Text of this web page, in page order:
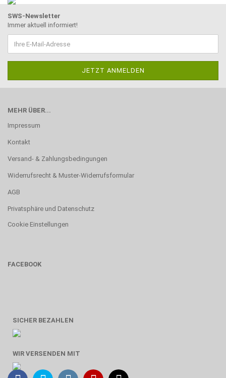
SWS-Newsletter
Immer aktuell informiert!
MEHR ÜBER...
Impressum
Kontakt
Versand- & Zahlungsbedingungen
Widerrufsrecht & Muster-Widerrufsformular
AGB
Privatsphäre und Datenschutz
Cookie Einstellungen
FACEBOOK
SICHER BEZAHLEN
WIR VERSENDEN MIT